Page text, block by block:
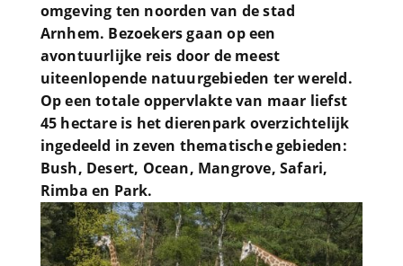
omgeving ten noorden van de stad
Arnhem. Bezoekers gaan op een
avontuurlijke reis door de meest
uiteenlopende natuurgebieden ter wereld.
Op een totale oppervlakte van maar liefst
45 hectare is het dierenpark overzichtelijk
ingedeeld in zeven thematische gebieden:
Bush, Desert, Ocean, Mangrove, Safari,
Rimba en Park.